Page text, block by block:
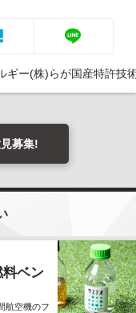
ギー(株)らが国産特許技
募集!
ベン
航空機のフ